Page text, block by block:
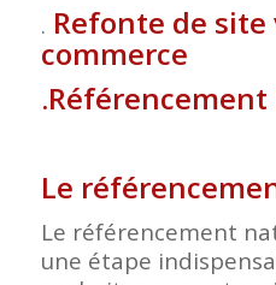
. Refonte de
commerce
Le
Le référencement
une étape